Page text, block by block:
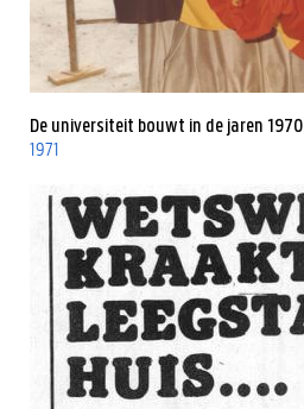
De universiteit bouwt in de jaren 1970
1971